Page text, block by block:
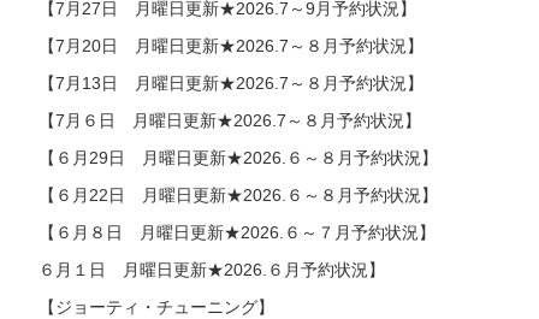
【7月27日 月曜日更新★2026.7～9月予約状況】
【7月20日 月曜日更新★2026.7～８月予約状況】
【7月13日 月曜日更新★2026.7～８月予約状況】
【7月６日 月曜日更新★2026.7～８月予約状況】
【６月29日 月曜日更新★2026.６～８月予約状況】
【６月22日 月曜日更新★2026.６～８月予約状況】
【６月８日 月曜日更新★2026.６～７月予約状況】
６月１日 月曜日更新★2026.６月予約状況】
【ジョーティ・チューニング】